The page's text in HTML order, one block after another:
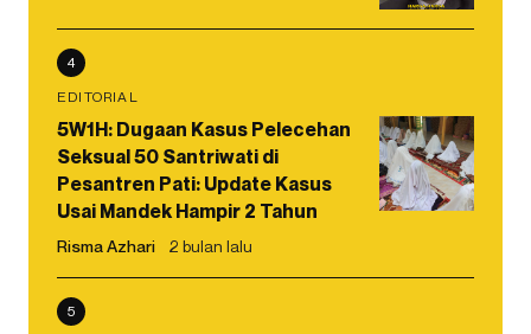
4
EDITORIAL
5W1H: Dugaan Kasus Pelecehan
Seksual 50 Santriwati di
Pesantren Pati: Update Kasus
Usai Mandek Hampir 2 Tahun
Risma Azhari 2 bulan lalu
5